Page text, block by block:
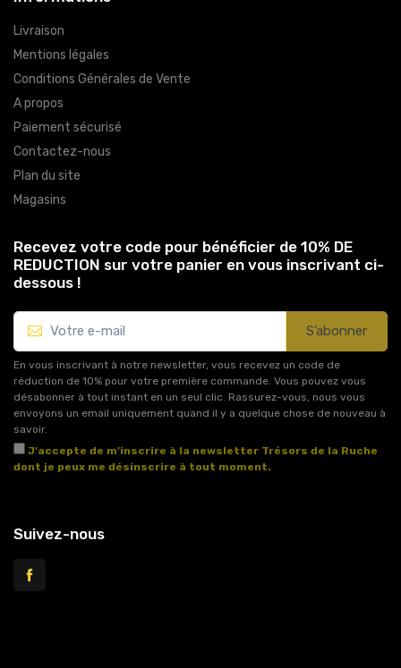
Livraison
Mentions légales
Conditions Générales de Vente
A propos
Paiement sécurisé
Contactez-nous
Plan du site
Magasins
Recevez votre code pour bénéficier de 10% DE
REDUCTION sur votre panier en vous inscrivant ci-
dessous !
S’abonner
En vous inscrivant à notre newsletter, vous recevez un code de
réduction de 10% pour votre première commande. Vous pouvez vous
désabonner à tout instant en un seul clic. Rassurez-vous, nous vous
envoyons un email uniquement quand il y a quelque chose de nouveau à
savoir.
J'accepte de m'inscrire à la newsletter Trésors de la Ruche
dont je peux me désinscrire à tout moment.
Suivez-nous